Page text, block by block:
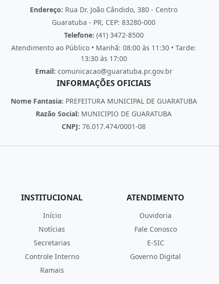
Endereço: Rua Dr. João Cândido, 380 - Centro
Guaratuba - PR, CEP: 83280-000
Telefone: (41) 3472-8500
Atendimento ao Público • Manhã: 08:00 às 11:30 • Tarde:
13:30 às 17:00
Email: comunicacao@guaratuba.pr.gov.br
INFORMAÇÕES OFICIAIS
Nome Fantasia: PREFEITURA MUNICIPAL DE GUARATUBA
Razão Social: MUNICIPIO DE GUARATUBA
CNPJ: 76.017.474/0001-08
INSTITUCIONAL
Início
Notícias
Secretarias
Controle Interno
Ramais
ATENDIMENTO
Ouvidoria
Fale Conosco
E-SIC
Governo Digital